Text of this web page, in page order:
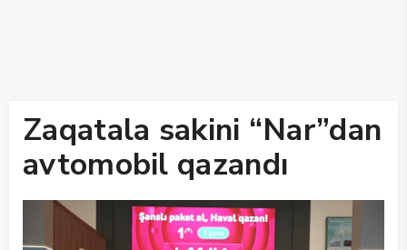
Zaqatala sakini “Nar”dan
avtomobil qazandı